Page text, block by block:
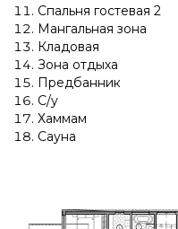
Спальня гостевая 2
Мангальная зона
Кладовая
Зона отдыха
Предбанник
С/у
Хаммам
Сауна